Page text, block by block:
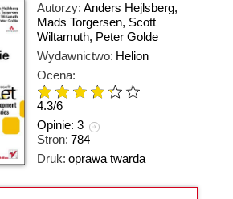
Autorzy: Anders Hejlsberg,
Mads Torgersen, Scott
Wiltamuth, Peter Golde
Wydawnictwo: Helion
Ocena:
4.3/6
Opinie: 3
Stron: 784
Druk: oprawa twarda